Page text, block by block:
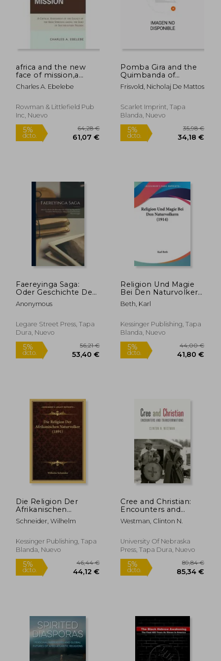
dcto. 26,71 € dcto.
africa and the new
face of mission,a
critical assessment of
the legacy of the irish
igbo of southeastern
nigeria
Charles A. Ebelebe
Rowman & Littlefield Pub
Inc, Nuevo
5%
dcto. 61,07 €
Pomba Gira and the
Quimbanda of
Mbùmba Nzila (en
Inglés)
Frisvold, Nicholaj De Mattos
Scarlet Imprint, Tapa
Blanda, Nuevo
5%
dcto.
Faereyinga Saga:
Oder Geschichte Der
Bewohner Der Färöer
Im Isländischen
Färöischer, Dänischer
Und Deutscher
Alemán)
Anonymous
Legare Street Press, Tapa
Dura, Nuevo
Religion Und Magie
Bei Den Naturvolkern
(1914) (en Alemán)
Beth, Karl
Kessinger Publishing, Tapa
Blanda, Nuevo
Die Religion Der
Afrikanischen
Naturvolker (1891) (en
Alemán)
Schneider, Wilhelm
Kessinger Publishing, Tapa
Blanda, Nuevo
Cree and Christian:
Encounters and
Transformations (en
Inglés)
Westman, Clinton N.
University Of Nebraska
Press, Tapa Dura, Nuevo